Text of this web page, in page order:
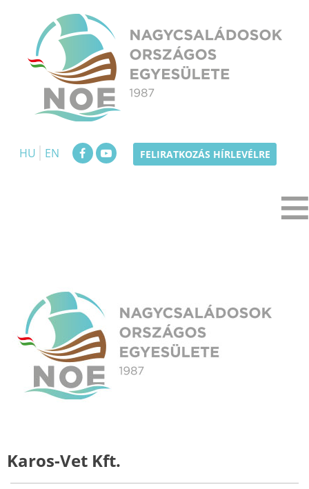
content
HU
EN FELIRATKOZÁS HÍRLEVÉLRE
Karos-Vet Kft.